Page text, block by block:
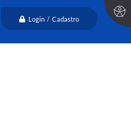
Login / Cadastro